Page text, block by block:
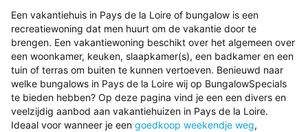
Een vakantiehuis in Pays de la Loire of bungalow is een
recreatiewoning dat men huurt om de vakantie door te
brengen. Een vakantiewoning beschikt over het algemeen over
een woonkamer, keuken, slaapkamer(s), een badkamer en een
tuin of terras om buiten te kunnen vertoeven. Benieuwd naar
welke bungalows in Pays de la Loire wij op BungalowSpecials
te bieden hebben? Op deze pagina vind je een een divers en
veelzijdig aanbod aan vakantiehuizen in Pays de la Loire.
Ideaal voor wanneer je een goedkoop weekendje weg,